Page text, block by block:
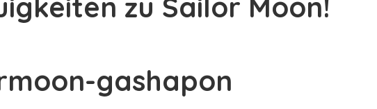
gashapon